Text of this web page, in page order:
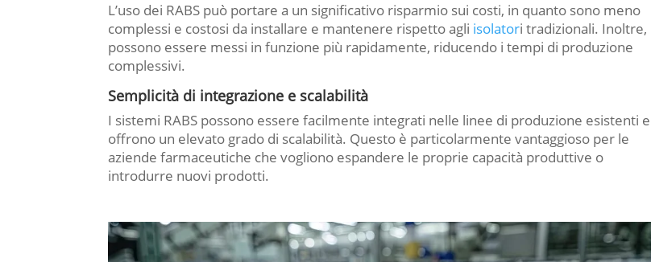
L’uso dei RABS può portare a un significativo risparmio sui costi, in quanto sono meno
complessi e costosi da installare e mantenere rispetto agli isolatori tradizionali. Inoltre,
possono essere messi in funzione più rapidamente, riducendo i tempi di produzione
complessivi.
Semplicità di integrazione e scalabilità
I sistemi RABS possono essere facilmente integrati nelle linee di produzione esistenti e
offrono un elevato grado di scalabilità. Questo è particolarmente vantaggioso per le
aziende farmaceutiche che vogliono espandere le proprie capacità produttive o
introdurre nuovi prodotti.